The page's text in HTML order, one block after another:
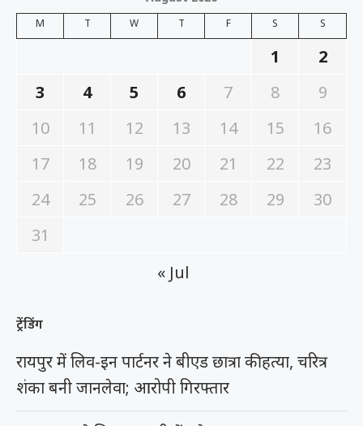
M T W T F S S
1
2
3
4 5 6 7 8
9
10
11 12 13 14 15
16
17
18 19 20 21 22
23
24
25 26 27 28 29
30
31
« Jul
ट्रेंडिंग
रायपुर में लिव-इन पार्टनर ने बीएड छात्रा की हत्या, चरित्र
शंका बनी जानलेवा; आरोपी गिरफ्तार